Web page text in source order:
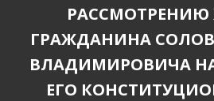
ГРАЖДАНИНА
ВЛАДИМИРОВИЧА
ЕГО